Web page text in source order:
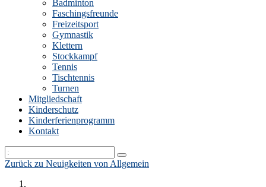
Badminton
Faschingsfreunde
Freizeitsport
Gymnastik
Klettern
Stockkampf
Tennis
Tischtennis
Turnen
Mitgliedschaft
Kinderschutz
Kinderferienprogramm
Kontakt
Zurück zu Neuigkeiten von Allgemein